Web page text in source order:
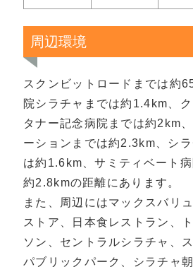
周辺環境
スクンビットロードまでは約
院シラチャまでは約1.4km、
タナー記念病院までは約2km
ーションまでは約2.3km、シ
は約1.6km、サミティベート
約2.8kmの距離にあります。
また、周辺にはマックスバリ
ストア、日本食レストラン、
ソン、セントラルシラチャ、
パブリックパーク、シラチャ